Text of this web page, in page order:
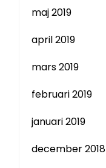
maj 2019
april 2019
mars 2019
februari 2019
januari 2019
december 2018